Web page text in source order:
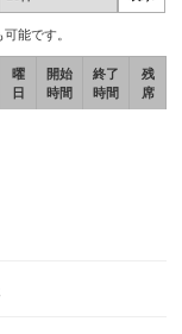
能です。
曜
日
開始
時間
終了
時間
残
席